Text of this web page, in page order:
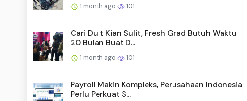
1 month ago 101
Cari Duit Kian Sulit, Fresh Grad Butuh Waktu
20 Bulan Buat D...
1 month ago 101
Payroll Makin Kompleks, Perusahaan Indonesia
Perlu Perkuat S...